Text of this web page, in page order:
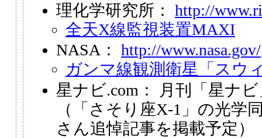
理化学研究所： http://
全天X線監視装置MAXI
NASA： http://www.nasa.gov/
ガンマ線観測衛星「スウ
星ナビ.com： 月刊「星ナ
（「さそり座X-1」の光学
さん追悼記事を掲載予定）